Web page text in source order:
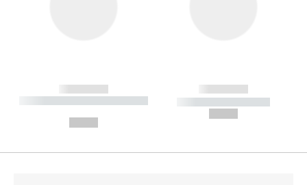
------------
----------- ----------- --------
------------
----------- -----------